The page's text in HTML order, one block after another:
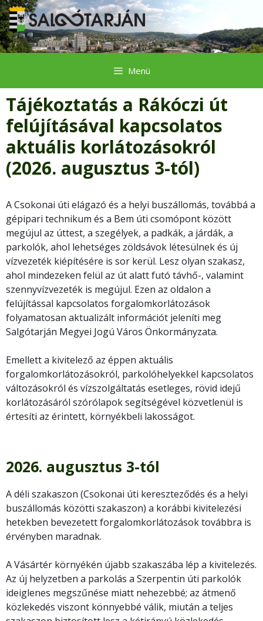
Kilépés
a
tartalomba
Menü
Tájékoztatás a Rákóczi út
felújításával kapcsolatos
aktuális korlátozásokról
(2026. augusztus 3-tól)
A Csokonai úti elágazó és a helyi buszállomás, továbbá a
gépipari technikum és a Bem úti csomópont között
megújul az úttest, a szegélyek, a padkák, a járdák, a
parkolók, ahol lehetséges zöldsávok létesülnek és új
vízvezeték kiépítésére is sor kerül. Lesz olyan szakasz,
ahol mindezeken felül az út alatt futó távhő-, valamint
szennyvízvezeték is megújul. Ezen az oldalon a
felújítással kapcsolatos forgalomkorlátozások
folyamatosan aktualizált információt jeleníti meg
Salgótarján Megyei Jogú Város Önkormányzata.
Emellett a kivitelező az éppen aktuális
forgalomkorlátozásokról, parkolóhelyekkel kapcsolatos
változásokról és vízszolgáltatás esetleges, rövid idejű
korlátozásáról szórólapok segítségével közvetlenül is
értesíti az érintett, környékbeli lakosságot.
2026. augusztus 3-tól
A déli szakaszon (Csokonai úti kereszteződés és a helyi
buszállomás közötti szakaszon) a korábbi kivitelezési
hetekben bevezetett forgalomkorlátozások továbbra is
érvényben maradnak.
A Vásártér környékén újabb szakaszába lép a kivitelezés.
Az új helyzetben a parkolás a Szerpentin úti parkolók
ideiglenes megszűnése miatt nehezebbé; az átmenő
közlekedés viszont könnyebbé válik, miután a teljes